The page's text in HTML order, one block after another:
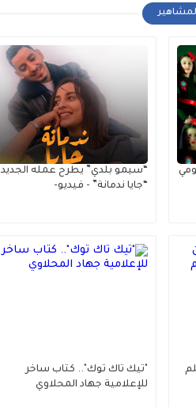
“سيمو بلدي” يطرح عمله الجديد
“جايا ندمانة” - فيديو-
"تيك تاك توك".. كتاب ساخر
للإعلامية جهاد المحلاوي